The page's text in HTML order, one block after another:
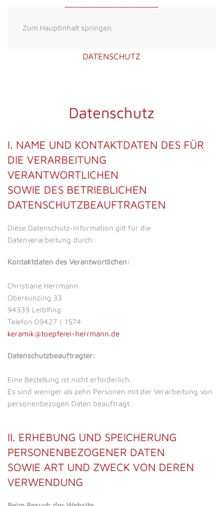
Zum Hauptinhalt springen
DATENSCHUTZ
Datenschutz
I. NAME UND KONTAKTDATEN DES FÜR
DIE VERARBEITUNG
VERANTWORTLICHEN
SOWIE DES BETRIEBLICHEN
DATENSCHUTZBEAUFTRAGTEN
Diese Datenschutz-Information gilt für die
Datenverarbeitung durch:
Kontaktdaten des Verantwortlichen:
Christiane Herrmann
Obersunzing 33
94339 Leiblfing
Telefon 09427 | 1574
keramik@toepferei-herrmann.de
Datenschutzbeauftragter:
Eine Bestellung ist nicht erforderlich.
Es sind weniger als zehn Personen mit der Verarbeitung von
personenbezogen Daten beauftragt.
II. ERHEBUNG UND SPEICHERUNG
PERSONENBEZOGENER DATEN
SOWIE ART UND ZWECK VON DEREN
VERWENDUNG